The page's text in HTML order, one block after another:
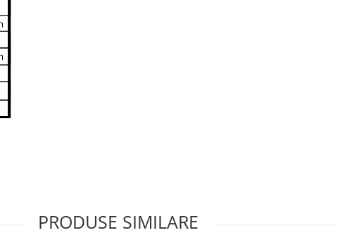
PRODUSE SIMILARE